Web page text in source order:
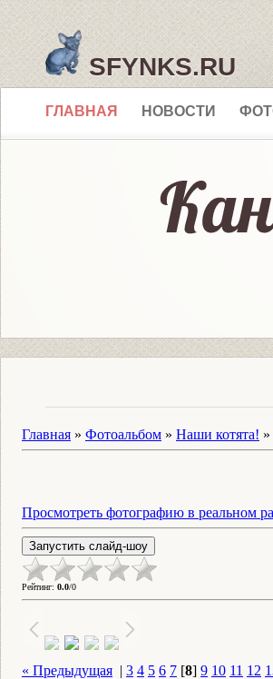
SFYNKS.RU
ГЛАВНАЯ НОВОСТИ
Главная » Фотоальбом » Наши котята! »
Просмотреть фотографию в реальном
Рейтинг: 0.0/0
« Предыдущая | 3 4 5 6 7 [8] 9 10 11 12